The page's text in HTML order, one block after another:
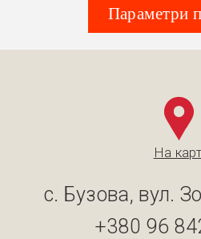
Параметри
На
с. Бузова, вул.
+380 96